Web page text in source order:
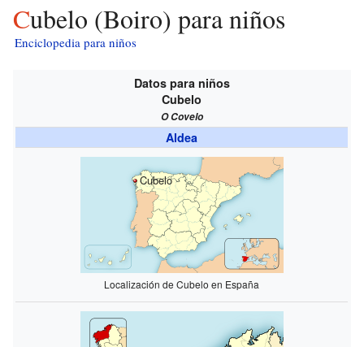
Cubelo (Boiro) para niños
Enciclopedia para niños
Datos para niños
Cubelo
O Covelo
Aldea
Cubelo
Localización de Cubelo en España